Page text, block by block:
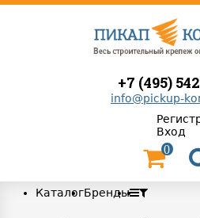
+7 (495)
info@pickup-
Вход
0
КаталогБренды